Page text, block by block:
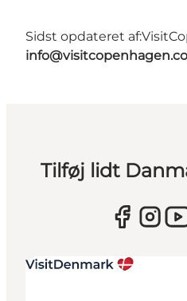
Sidst opdateret af:
Tilføj lidt